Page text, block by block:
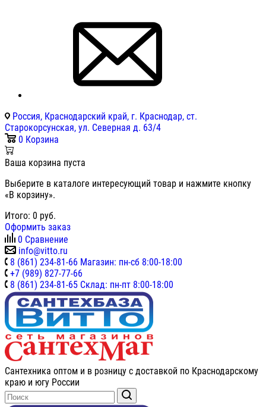
Россия, Краснодарский край, г. Краснодар, ст.
Старокорсунская, ул. Северная д. 63/4
0 Корзина
Ваша корзина пуста
Выберите в каталоге интересующий товар и нажмите кнопку
«В корзину».
Итого: 0 руб.
Оформить заказ
0 Сравнение
info@vitto.ru
8 (861) 234-81-66 Магазин: пн-сб 8:00-18:00
+7 (989) 827-77-66
8 (861) 234-81-65 Склад: пн-пт 8:00-18:00
Сантехника оптом и в розницу с доставкой по Краснодарскому
краю и югу России